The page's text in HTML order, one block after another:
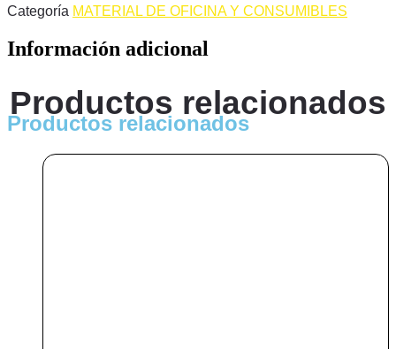
CALIDAD
CLUB
GRS
Nº
12
Categoría MATERIAL DE OFICINA Y CONSUMIBLES
Información adicional
Productos relacionados
Productos relacionados